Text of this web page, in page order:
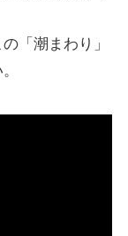
「潮まわり」